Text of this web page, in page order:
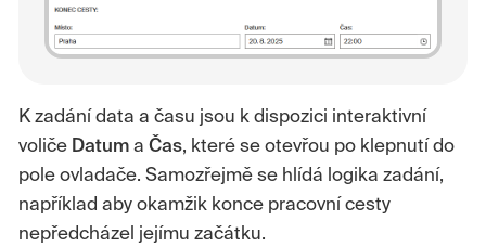
K zadání data a času jsou k dispozici interaktivní
voliče Datum a Čas, které se otevřou po klepnutí do
pole ovladače. Samozřejmě se hlídá logika zadání,
například aby okamžik konce pracovní cesty
nepředcházel jejímu začátku.